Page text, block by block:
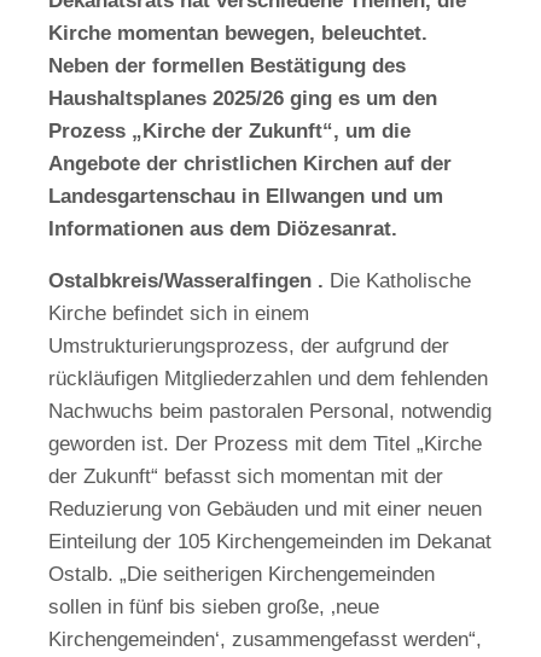
Kirche momentan bewegen, beleuchtet.
Neben der formellen Bestätigung des
Haushaltsplanes 2025/26 ging es um den
Prozess „Kirche der Zukunft“, um die
Angebote der christlichen Kirchen auf der
Landesgartenschau in Ellwangen und um
Informationen aus dem Diözesanrat.
Ostalbkreis/Wasseralfingen . Die Katholische
Kirche befindet sich in einem
Umstrukturierungsprozess, der aufgrund der
rückläufigen Mitgliederzahlen und dem fehlenden
Nachwuchs beim pastoralen Personal, notwendig
geworden ist. Der Prozess mit dem Titel „Kirche
der Zukunft“ befasst sich momentan mit der
Reduzierung von Gebäuden und mit einer neuen
Einteilung der 105 Kirchengemeinden im Dekanat
Ostalb. „Die seitherigen Kirchengemeinden
sollen in fünf bis sieben große, ‚neue
Kirchengemeinden‘, zusammengefasst werden“,